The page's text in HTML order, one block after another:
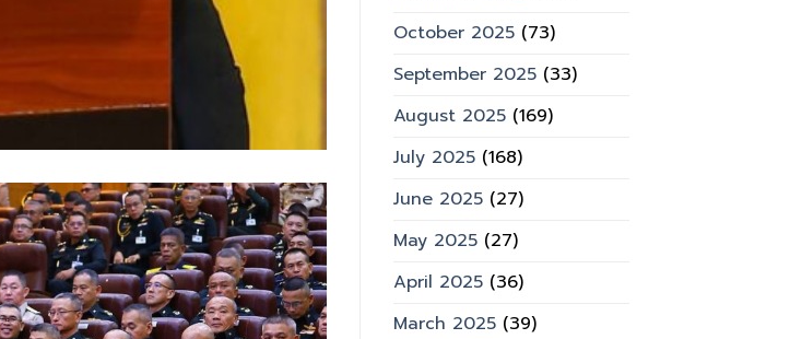
October 2025(73)
September 2025(33)
August 2025(169)
July 2025(168)
June 2025(27)
May 2025(27)
April 2025(36)
March 2025(39)